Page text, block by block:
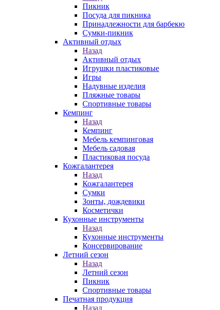
Пикник
Посуда для пикника
Принадлежности для барбекю
Сумки-пикник
Активный отдых
Назад
Активный отдых
Игрушки пластиковые
Игры
Надувные изделия
Пляжные товары
Спортивные товары
Кемпинг
Назад
Кемпинг
Мебель кемпинговая
Мебель садовая
Пластиковая посуда
Кожгалантерея
Назад
Кожгалантерея
Сумки
Зонты, дождевики
Косметички
Кухонные инструменты
Назад
Кухонные инструменты
Консервирование
Летний сезон
Назад
Летний сезон
Пикник
Спортивные товары
Печатная продукция
Назад